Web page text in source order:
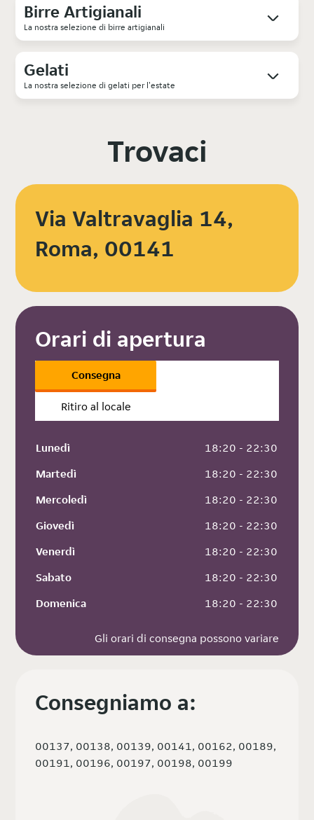
Birre Artigianali
La nostra selezione di birre artigianali
Gelati
La nostra selezione di gelati per l'estate
Trovaci
Via Valtravaglia 14,
Roma, 00141
Orari di apertura
Consegna
Ritiro al locale
Lunedì
18:20 - 22:30
Martedì
18:20 - 22:30
Mercoledì
18:20 - 22:30
Giovedì
18:20 - 22:30
Venerdì
18:20 - 22:30
Sabato
18:20 - 22:30
Domenica
18:20 - 22:30
Gli orari di consegna possono variare
Consegniamo a:
00137, 00138, 00139, 00141, 00162, 00189,
00191, 00196, 00197, 00198, 00199